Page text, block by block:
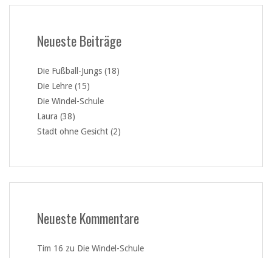
Neueste Beiträge
Die Fußball-Jungs (18)
Die Lehre (15)
Die Windel-Schule
Laura (38)
Stadt ohne Gesicht (2)
Neueste Kommentare
Tim 16 zu Die Windel-Schule